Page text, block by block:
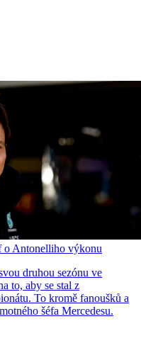
o Antonelliho výkonu
druhou sezónu ve
to, aby se stal z
To kromě fanoušků a
šéfa Mercedesu.